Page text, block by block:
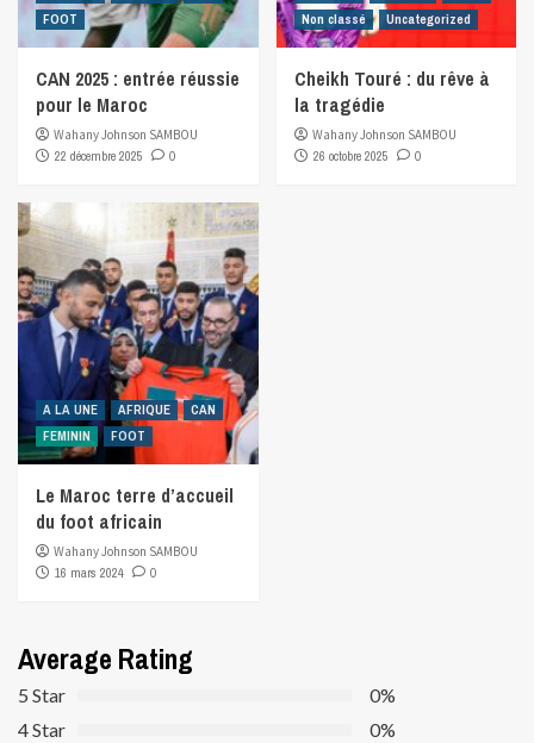
FOOT
CAN 2025 : entrée réussie
pour le Maroc
Wahany Johnson SAMBOU
22 décembre 2025
0
Non classé
Uncategorized
Cheikh Touré : du rêve à
la tragédie
Wahany Johnson SAMBOU
26 octobre 2025
0
A LA UNE AFRIQUE
CAN
FEMININ
FOOT
Le Maroc terre d’accueil
du foot africain
Wahany Johnson SAMBOU
16 mars 2024
0
Average Rating
5 Star
0%
4 Star
0%